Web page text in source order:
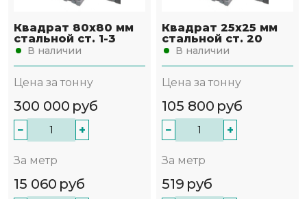
Квадрат 80х80 мм
стальной ст. 1-3
В наличии
Цена за тонну
300 000 руб
− +
За метр
15 060 руб
Квадрат 25х25 мм
стальной ст. 20
В наличии
Цена за тонну
105 800 руб
− +
За метр
519 руб